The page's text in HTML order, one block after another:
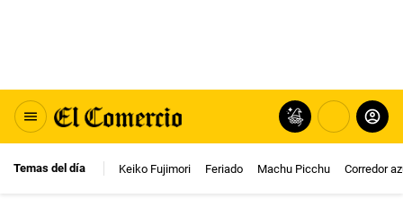
Temas del día Keiko Fujimori Feriado Machu Picchu Corredor